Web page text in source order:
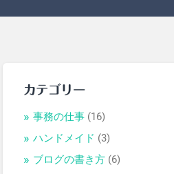
カテゴリー
事務の仕事 (16)
ハンドメイド (3)
ブログの書き方 (6)